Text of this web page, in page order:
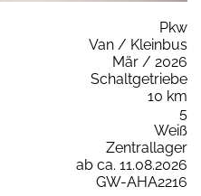
Pkw
Van / Kleinbus
Mär / 2026
Schaltgetriebe
10 km
5
Weiß
Zentrallager
ab ca. 11.08.2026
GW-AHA2216